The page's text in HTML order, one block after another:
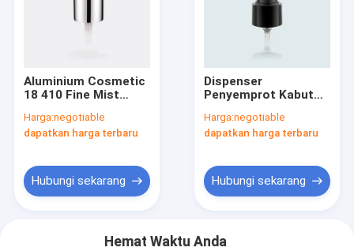
Aluminium Cosmetic
18 410 Fine Mist
Untuk Dosis Tinggi
0.13±0.02ml/T
Harga:negotiable
dapatkan harga terbaru
Hubungi sekarang
Dispenser
Penyemprot Kabut
Penyemprot Kabut
360 °
Harga:negotiable
dapatkan harga terbaru
Hubungi sekarang
Hemat Waktu Anda